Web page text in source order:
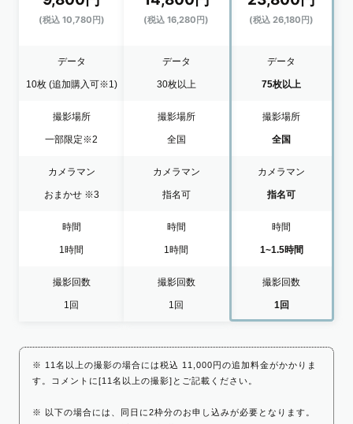
(税込 10,780円)
データ
10枚 (追加購入可※1)
撮影場所
一部限定※2
カメラマン
おまかせ ※3
時間
1時間
撮影回数
1回
(税込 16,280円)
データ
30枚以上
撮影場所
全国
カメラマン
指名可
時間
1時間
撮影回数
1回
(税込 26,180円)
データ
75枚以上
撮影場所
全国
カメラマン
指名可
時間
1~1.5時間
撮影回数
1回
※ 11名以上の撮影の場合には税込 11,000円の追加料金がかかりま
す。コメントに[11名以上の撮影]とご記載ください。
※ 以下の場合には、同日に2枠分のお申し込みが必要となります。